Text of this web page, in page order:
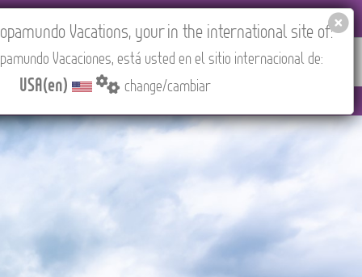
ABOUT US CONTACT Find your Tour
Vacations, your in the international site of:
Vacaciones, está usted en el sitio internacional de:
USA(en) change/cambiar